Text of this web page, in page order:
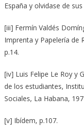
España y olvidase de
[iii] Fermín Valdés
Imprenta y Papelería de
p.14.
[iv] Luis Felipe Le Roy y
de los estudiantes,
Sociales, La Habana,
[v] Ibídem, p.107.